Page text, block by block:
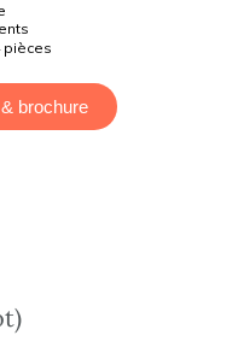
pièces
brochure